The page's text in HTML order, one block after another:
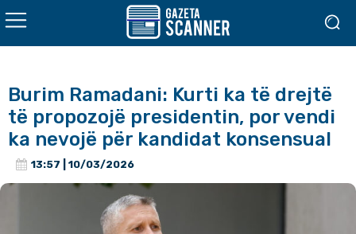
Burim Ramadani: Kurti ka të drejtë
të propozojë presidentin, por vendi
ka nevojë për kandidat konsensual
13:57 | 10/03/2026